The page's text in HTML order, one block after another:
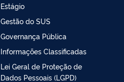
Estágio
Gestão do SUS
Governança Pública
Informações Classificadas
Lei Geral de Proteção de
Dados Pessoais (LGPD)